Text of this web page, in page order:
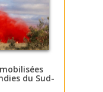
du Sud-